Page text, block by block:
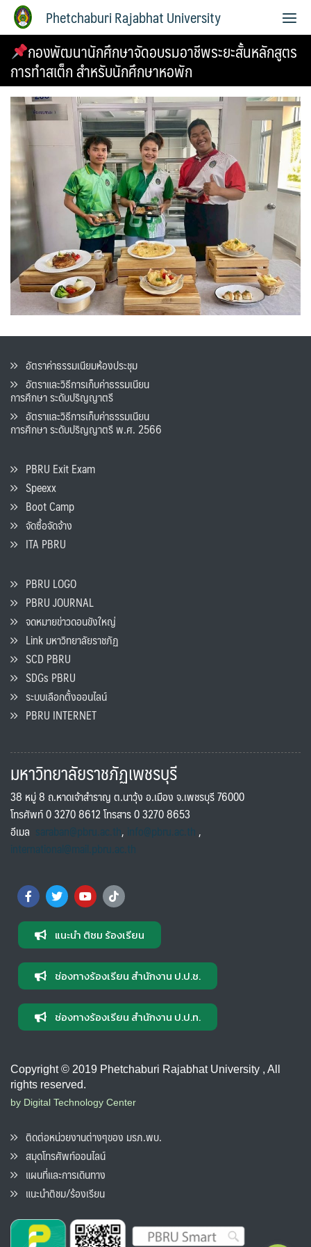
Phetchaburi Rajabhat University
กองพัฒนานักศึกษาจัดอบรมอาชีพระยะสั้นหลักสูตร
การทำสเต็ก สำหรับนักศึกษาหอพัก
อัตราค่าธรรมเนียมห้องประชุม
อัตราและวิธีการเก็บค่าธรรมเนียน
การศึกษา ระดับปริญญาตรี
อัตราและวิธีการเก็บค่าธรรมเนียน
การศึกษา ระดับปริญญาตรี พ.ศ. 2566
PBRU Exit Exam
Speexx
Boot Camp
จัดซื้อจัดจ้าง
ITA PBRU
PBRU LOGO
PBRU JOURNAL
จดหมายข่าวดอนขังใหญ่
Link มหาวิทยาลัยราชภัฏ
SCD PBRU
SDGs PBRU
ระบบเลือกตั้งออนไลน์
PBRU INTERNET
มหาวิทยาลัยราชภัฏเพชรบุรี
38 หมู่ 8 ถ.หาดเจ้าสำราญ ต.นาวุ้ง อ.เมือง จ.เพชรบุรี 76000
โทรศัพท์ 0 3270 8612 โทรสาร 0 3270 8653
อีเมล saraban@pbru.ac.th, info@pbru.ac.th,
international@mail.pbru.ac.th
แนะนำ ติชม ร้องเรียน
ช่องทางร้องเรียน สำนักงาน ป.ป.ช.
ช่องทางร้องเรียน สำนักงาน ป.ป.ท.
Copyright © 2019 Phetchaburi Rajabhat University , All
rights reserved.
by Digital Technology Center
ติดต่อหน่วยงานต่างๆของ มรภ.พบ.
สมุดโทรศัพท์ออนไลน์
แผนที่และการเดินทาง
แนะนำติชม/ร้องเรียน